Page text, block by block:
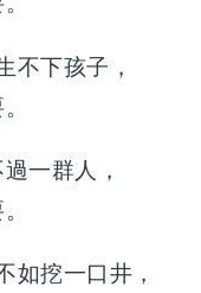
不下孩子，
一群人，
如挖一口井，